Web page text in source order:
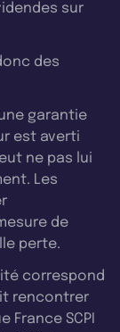
sur
des
garantie
est averti
ne pas lui
Les
de
perte.
correspond
rencontrer
France SCPI